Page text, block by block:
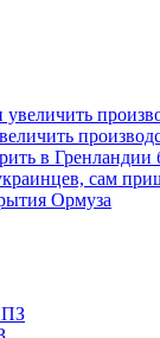
в Гренландии
сам
Ормуза